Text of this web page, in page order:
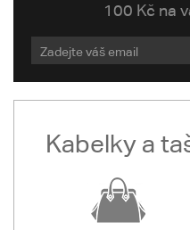
100 Kč na
Kabelky a